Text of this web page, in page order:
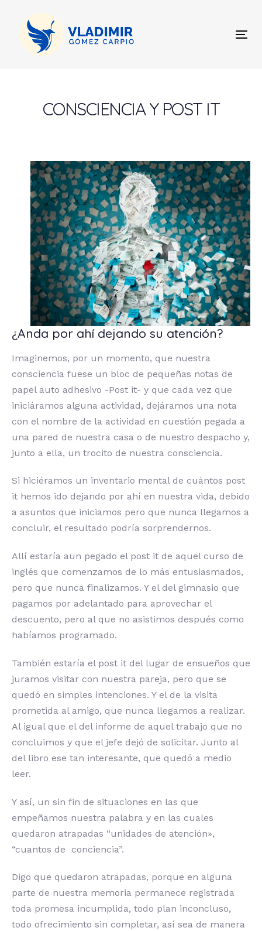
content
CONSCIENCIA Y POST IT
¿Anda por ahí dejando su atención?
Imaginemos, por un momento, que nuestra
consciencia fuese un bloc de pequeñas notas de
papel auto adhesivo -Post it- y que cada vez que
iniciáramos alguna actividad, dejáramos una nota
con el nombre de la actividad en cuestión pegada a
una pared de nuestra casa o de nuestro despacho y,
junto a ella, un trocito de nuestra consciencia.
Si hiciéramos un inventario mental de cuántos post
it hemos ido dejando por ahí en nuestra vida, debido
a asuntos que iniciamos pero que nunca llegamos a
concluir, el resultado podría sorprendernos.
Allí estaría aun pegado el post it de aquel curso de
inglés que comenzamos de lo más entusiasmados,
pero que nunca finalizamos. Y el del gimnasio que
pagamos por adelantado para aprovechar el
descuento, pero al que no asistimos después como
habíamos programado.
También estaría el post it del lugar de ensueños que
juramos visitar con nuestra pareja, pero que se
quedó en simples intenciones. Y el de la visita
prometida al amigo, que nunca llegamos a realizar.
Al igual que el del informe de aquel trabajo que no
concluimos y que el jefe dejó de solicitar. Junto al
del libro ese tan interesante, que quedó a medio
leer.
Y así, un sin fin de situaciones en las que
empeñamos nuestra palabra y en las cuales
quedaron atrapadas “unidades de atención»,
“cuantos de conciencia”.
Digo que quedaron atrapadas, porque en alguna
parte de nuestra memoria permanece registrada
toda promesa incumplida, todo plan inconcluso,
todo ofrecimiento sin completar, así sea de manera
navigation